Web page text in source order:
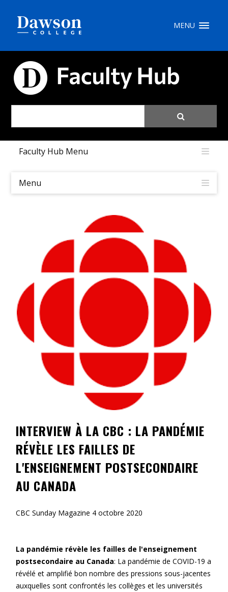
MENU
Faculty Hub Menu
Menu
INTERVIEW À LA CBC : LA PANDÉMIE
RÉVÈLE LES FAILLES DE
L'ENSEIGNEMENT POSTSECONDAIRE
AU CANADA
CBC Sunday Magazine 4 octobre 2020
La pandémie révèle les failles de l'enseignement
postsecondaire au Canada: La pandémie de COVID-19 a
révélé et amplifié bon nombre des pressions sous-jacentes
auxquelles sont confrontés les collèges et les universités
portail My Dawson///
Carrières
Liens rapides
Contact
Informations
Outils
Menu principal
Qui vous êtes